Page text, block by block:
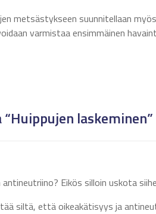
metsästykseen suunnitellaan myös
varmistaa ensimmäinen
laskeminen”
Eikös silloin uskota
siltä, että oikeakätisyys ja